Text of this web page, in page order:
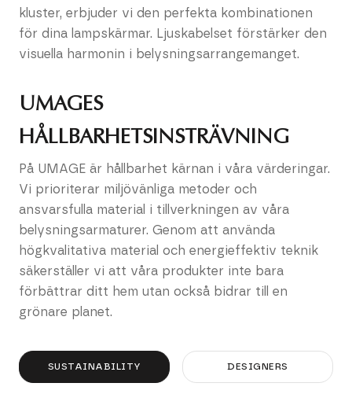
kluster, erbjuder vi den perfekta kombinationen
för dina lampskärmar. Ljuskabelset förstärker den
visuella harmonin i belysningsarrangemanget.
UMAGES
HÅLLBARHETSINSTRÄVNING
På UMAGE är hållbarhet kärnan i våra värderingar.
Vi prioriterar miljövänliga metoder och
ansvarsfulla material i tillverkningen av våra
belysningsarmaturer. Genom att använda
högkvalitativa material och energieffektiv teknik
säkerställer vi att våra produkter inte bara
förbättrar ditt hem utan också bidrar till en
grönare planet.
SUSTAINABILITY DESIGNERS